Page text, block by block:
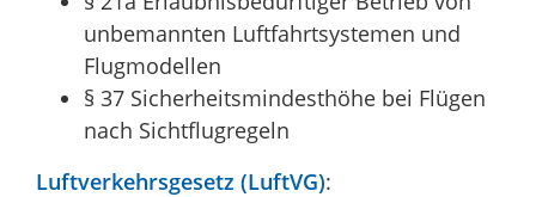
unbemannten Luftfahrtsystemen und
Flugmodellen
§ 37 Sicherheitsmindesthöhe bei Flügen
nach Sichtflugregeln
Luftverkehrsgesetz (LuftVG):